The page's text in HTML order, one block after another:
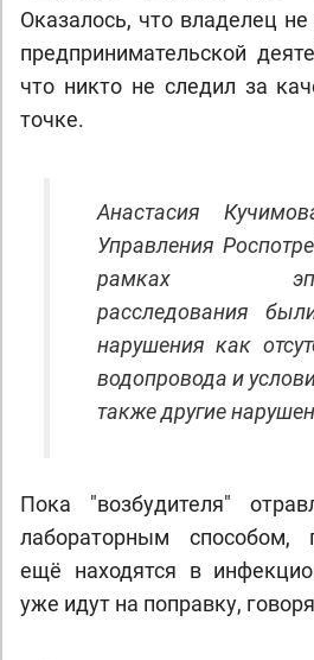
Оказалось, что владелец
предпринимательской
что никто не следил за
точке.
Анастасия
Управления
рамках
расследования
нарушения как
водопровода и
также другие
Пока "возбудителя"
лабораторным способом,
ещё находятся в
уже идут на поправку,